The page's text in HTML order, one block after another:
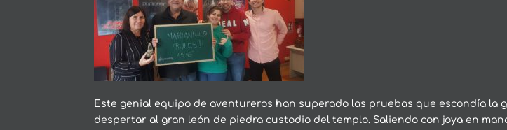
Este genial equipo de aventureros han superado las pruebas que escondía la
despertar al gran león de piedra custodio del templo. Saliendo con joya en